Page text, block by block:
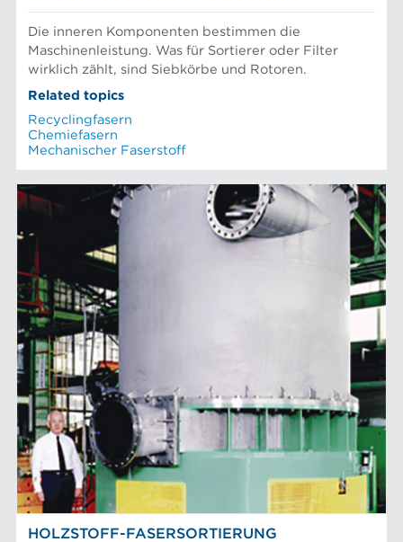
Die inneren Komponenten bestimmen die
Maschinenleistung. Was für Sortierer oder Filter
wirklich zählt, sind Siebkörbe und Rotoren.
Related topics
Recyclingfasern
Chemiefasern
Mechanischer Faserstoff
HOLZSTOFF-FASERSORTIERUNG